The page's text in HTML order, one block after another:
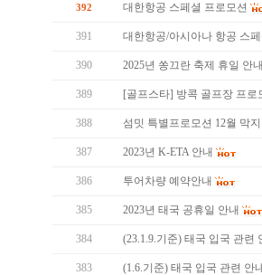
392 대한항공 스페셜 프로모션
391 대한항공/아시아나 항공 스
390 2025년 쏭끄란 축제 휴일 안
389 [골프스타] 방콕 골프장 프로
388 섬밋 특별프로모션 12월 막
387 2023년 K-ETA 안내
386 투어차량 예약안내
385 2023년 태국 공휴일 안내
384 (23.1.9.기준) 태국 입국 관련
383 (1.6.기준) 태국 입국 관련 안